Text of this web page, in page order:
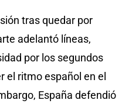
tras quedar por
adelantó líneas,
por los segundos
el ritmo español en el
España defendió